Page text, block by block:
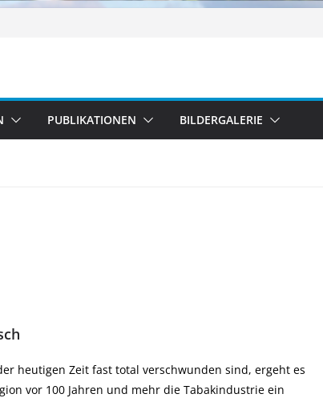
PUBLIKATIONEN BILDERGALERIE
heutigen Zeit fast total verschwunden sind, ergeht es
vor 100 Jahren und mehr die Tabakindustrie ein